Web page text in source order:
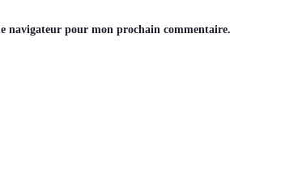
navigateur pour mon prochain commentaire.